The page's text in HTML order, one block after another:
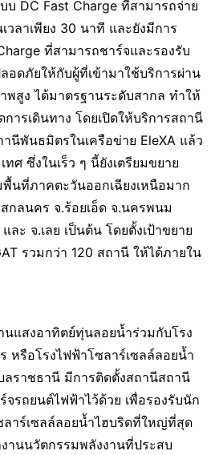
บ DC Fast Charge ที่สามารถจ่าย
วลาเพียง 30 นาที และยังมีการ
ที่สามารถชาร์จและรองรับ
อดภัยให้กับผู้ที่เข้ามาใช้บริการผ่าน
พสูง ได้มาตรฐานระดับสากล ทำให้
ารเดินทาง โดยเปิดให้บริการสถานี
นีพันธมิตรในเครือข่าย EleXA แล้ว
ศ ซึ่งในเร็ว ๆ นี้ยังเตรียมขยาย
นที่ภาคตะวันออกเฉียงเหนือมาก
กลนคร จ.ร้อยเอ็ด จ.นครพนม
ละ จ.เลย เป็นต้น โดยตั้งเป้าขยาย
รวมกว่า 120 สถานี ให้ได้ภายใน
นแสงอาทิตย์ทุ่นลอยน้ำร่วมกับโรง
หรือโรงไฟฟ้าโซลาร์เซลล์ลอยน้ำ
ลราชธานี มีการติดตั้งสถานีสถานี
รถยนต์ไฟฟ้าไว้ด้วย เพื่อรองรับนัก
ลาร์เซลล์ลอยน้ำไฮบริดที่ใหญ่ที่สุด
านนวัตกรรมพลังงานที่ประสบ